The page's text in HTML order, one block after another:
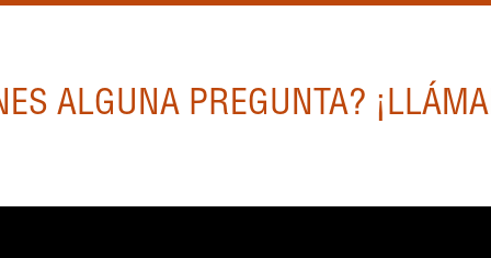
ALGUNA PREGUNTA?